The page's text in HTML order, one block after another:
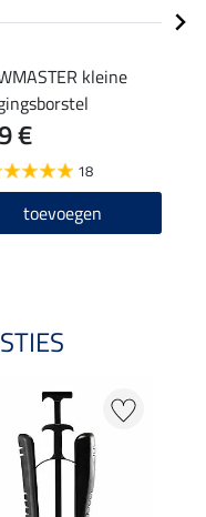
kleine
€
18
toevoegen